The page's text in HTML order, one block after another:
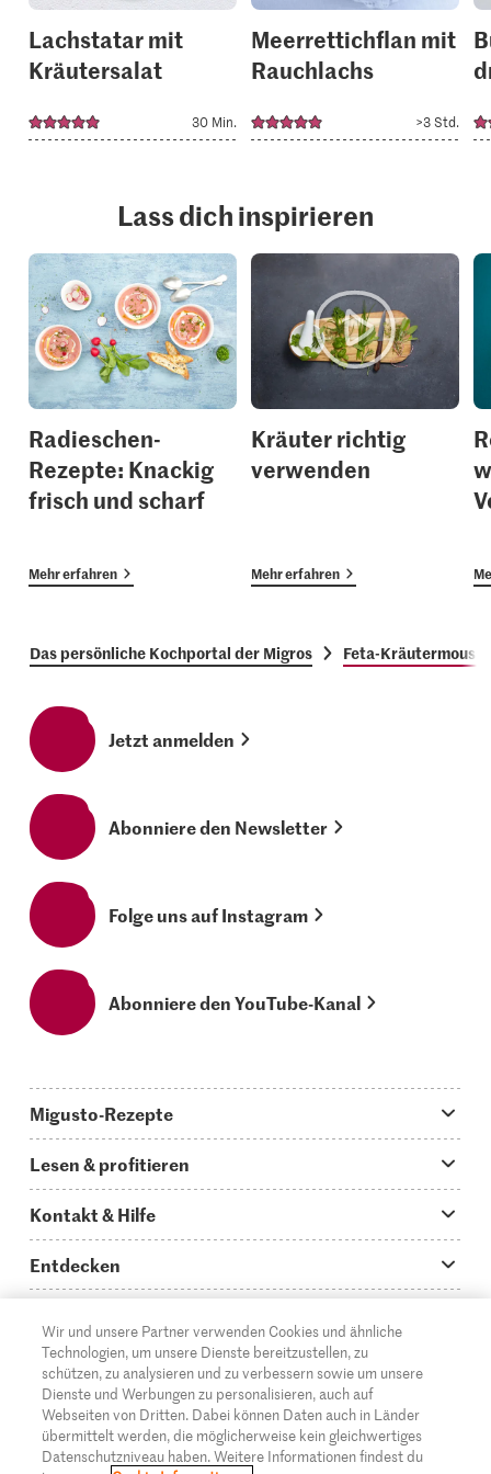
Lachstatar mit
Kräutersalat
30 Min.
Meerrettichflan mit
Rauchlachs
>3 Std.
Lass dich inspirieren
Radieschen-
Rezepte: Knackig
frisch und scharf
Mehr erfahren
Kräuter richtig
verwenden
Mehr erfahren
Das persönliche Kochportal der Migros Feta-
Jetzt anmelden
Abonniere den Newsletter
Folge uns auf Instagram
Abonniere den YouTube-Kanal
Migusto-Rezepte
Was koche ich heute?
Hauptgerichte
Schnelle & einfache Rezepte
Apéro & Fingerfood
Backen
Rezepte für Familien & Kinder
Lesen & profitieren
Storys
How to-Videos
Glossar
Migusto Login
Migusto Printmagazin
Kontakt & Hilfe
Infos zum Kochen mit Migusto
Kontakt
Mediadaten Werbetreibende
Impressum
Entdecken
Supermarkt
Migros Online
Über die Migros
Filialen
© 2026 Migros-Genossenschafts-Bund
DE FR IT
Wir und unsere Partner verwenden Cookies und ähnliche
Technologien, um unsere Dienste bereitzustellen, zu
schützen, zu analysieren und zu verbessern sowie um unsere
Dienste und Werbungen zu personalisieren, auch auf
Webseiten von Dritten. Dabei können Daten auch in Länder
übermittelt werden, die möglicherweise kein gleichwertiges
Datenschutzniveau haben. Weitere Informationen findest du